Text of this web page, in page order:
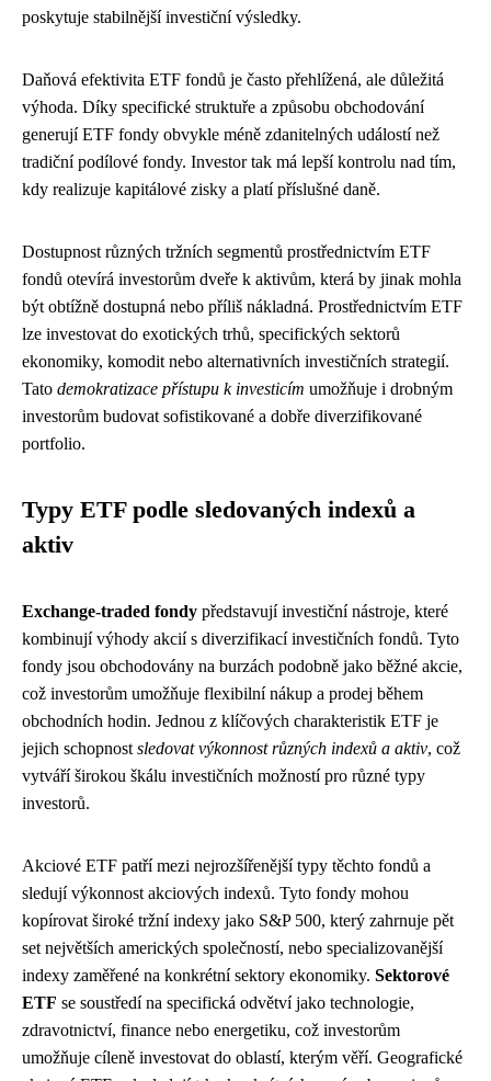
poskytuje stabilnější investiční výsledky.
Daňová efektivita ETF fondů je často přehlížená, ale důležitá
výhoda. Díky specifické struktuře a způsobu obchodování
generují ETF fondy obvykle méně zdanitelných událostí než
tradiční podílové fondy. Investor tak má lepší kontrolu nad tím,
kdy realizuje kapitálové zisky a platí příslušné daně.
Dostupnost různých tržních segmentů prostřednictvím ETF
fondů otevírá investorům dveře k aktivům, která by jinak mohla
být obtížně dostupná nebo příliš nákladná. Prostřednictvím ETF
lze investovat do exotických trhů, specifických sektorů
ekonomiky, komodit nebo alternativních investičních strategií.
Tato demokratizace přístupu k investicím umožňuje i drobným
investorům budovat sofistikované a dobře diverzifikované
portfolio.
Typy ETF podle sledovaných indexů a
aktiv
Exchange-traded fondy představují investiční nástroje, které
kombinují výhody akcií s diverzifikací investičních fondů. Tyto
fondy jsou obchodovány na burzách podobně jako běžné akcie,
což investorům umožňuje flexibilní nákup a prodej během
obchodních hodin. Jednou z klíčových charakteristik ETF je
jejich schopnost sledovat výkonnost různých indexů a aktiv, což
vytváří širokou škálu investičních možností pro různé typy
investorů.
Akciové ETF patří mezi nejrozšířenější typy těchto fondů a
sledují výkonnost akciových indexů. Tyto fondy mohou
kopírovat široké tržní indexy jako S&P 500, který zahrnuje pět
set největších amerických společností, nebo specializovanější
indexy zaměřené na konkrétní sektory ekonomiky. Sektorové
ETF se soustředí na specifická odvětví jako technologie,
zdravotnictví, finance nebo energetiku, což investorům
umožňuje cíleně investovat do oblastí, kterým věří. Geografické